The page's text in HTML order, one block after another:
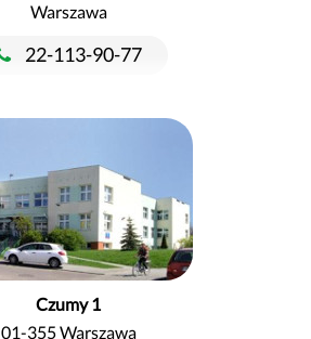
Warszawa
22-113-90-77
Czumy 1
01-355 Warszawa